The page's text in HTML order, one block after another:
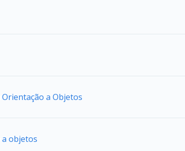
a Objetos
a objetos